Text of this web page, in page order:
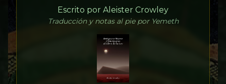
Escrito por Aleister Crowley
Traducción y notas al pie por Yemeth